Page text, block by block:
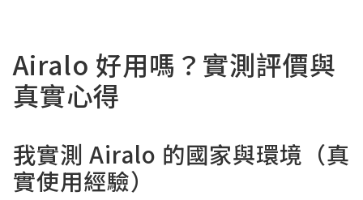
Airalo 好用嗎？實測評價與
真實心得
我實測 Airalo 的國家與環境（真
實使用經驗）